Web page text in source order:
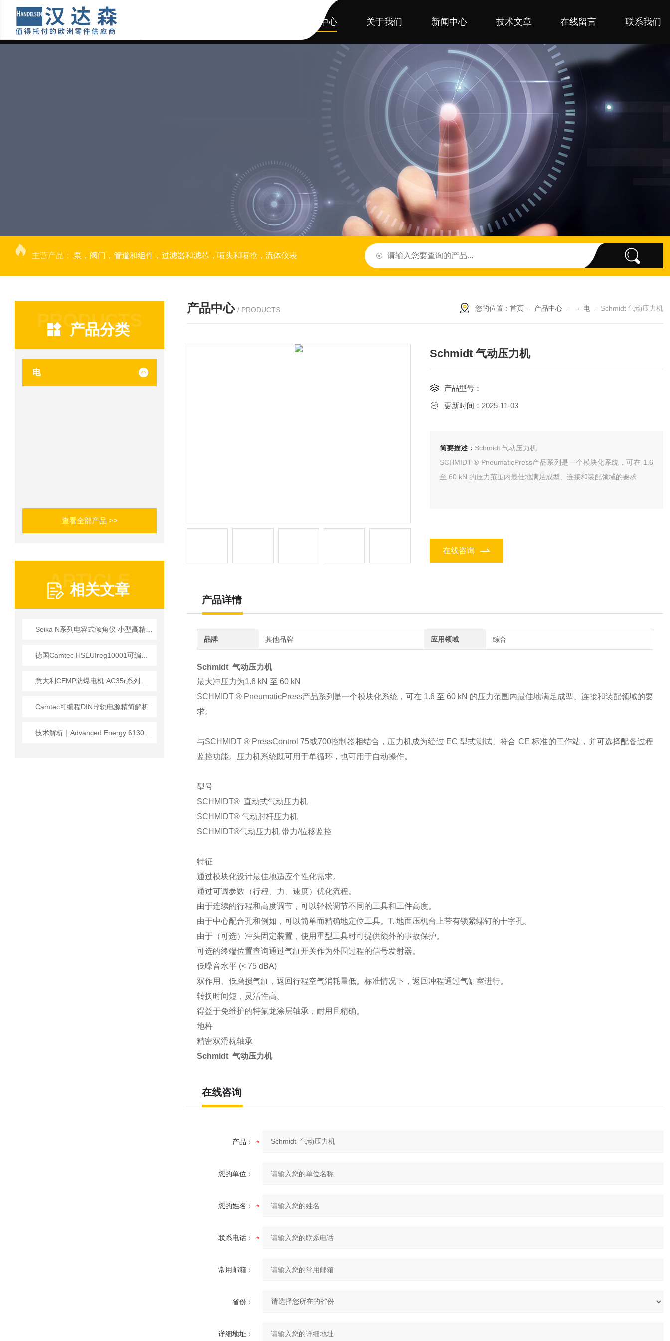
产品中心 关于我们 新闻中心 技术文章 在线留言 联系我们
主营产品： 泵，阀门，管道和组件，过滤器和滤芯，喷头和喷抢，流体仪表
PRODUCTS
产品分类
电
查看全部产品 >>
ARTICLE
相关文章
Camtec可编程DIN导轨电源精简解析
产品中心 / PRODUCTS 您的位置： 首页 - 产品中心 - - 电 - Schmidt 气动压力机
Schmidt 气动压力机
产品型号：
更新时间： 2025-11-03
简要描述：
Schmidt 气动压力机
SCHMIDT ® PneumaticPress产品系列是一个模块化系统，可在 1.6
至 60 kN 的压力范围内最佳地满足成型、连接和装配领域的要求
在线咨询
产品详情
品牌 其他品牌 应用领域 综合
Schmidt 气动压力机
最大冲压力为1.6 kN 至 60 kN
SCHMIDT ® PneumaticPress产品系列是一个模块化系统，可在 1.6 至 60 kN 的压力范围内最佳地满足成型、连接和装配领域的要
求。
与SCHMIDT ® PressControl 75或700控制器相结合，压力机成为经过 EC 型式测试、符合 CE 标准的工作站，并可选择配备过程
监控功能。压力机系统既可用于单循环，也可用于自动操作。
型号
SCHMIDT® 直动式气动压力机
SCHMIDT® 气动肘杆压力机
SCHMIDT®气动压力机 带力/位移监控
特征
通过模块化设计最佳地适应个性化需求。
通过可调参数（行程、力、速度）优化流程。
由于连续的行程和高度调节，可以轻松调节不同的工具和工件高度。
由于中心配合孔和例如，可以简单而精确地定位工具。T. 地面压机台上带有锁紧螺钉的十字孔。
由于（可选）冲头固定装置，使用重型工具时可提供额外的事故保护。
可选的终端位置查询通过气缸开关作为外围过程的信号发射器。
低噪音水平 (< 75 dBA)
双作用、低磨损气缸，返回行程空气消耗量低。标准情况下，返回冲程通过气缸室进行。
转换时间短，灵活性高。
得益于免维护的特氟龙涂层轴承，耐用且精确。
地杵
精密双滑枕轴承
Schmidt 气动压力机
在线咨询
产品：
您的单位：
您的姓名：
联系电话：
常用邮箱：
省份：
详细地址：